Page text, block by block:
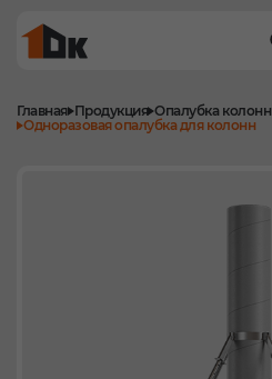
Главная Продукция Опалубка колонн
Одноразовая опалубка для колонн